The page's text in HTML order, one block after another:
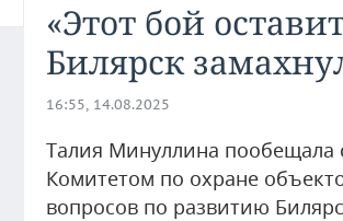
«Этот бой
Билярск
16:55, 14.08.2025
Талия Минуллина пообещала
Комитетом по охране
вопросов по развитию